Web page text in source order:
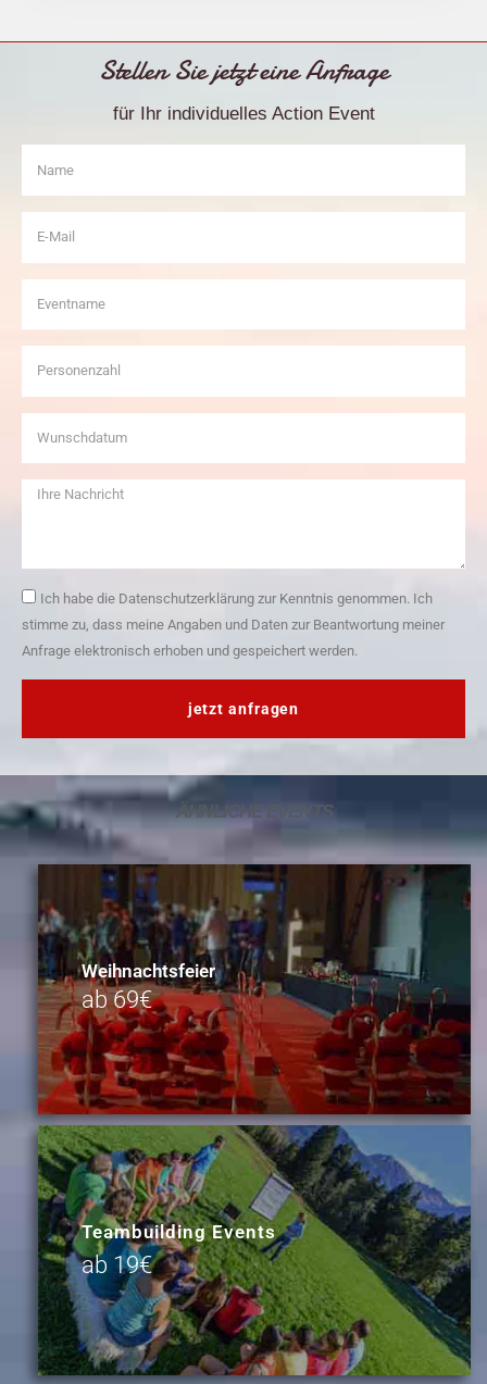
Stellen Sie jetzt eine Anfrage
für Ihr individuelles Action Event
Ich habe die Datenschutzerklärung zur Kenntnis genommen. Ich
stimme zu, dass meine Angaben und Daten zur Beantwortung meiner
Anfrage elektronisch erhoben und gespeichert werden.
jetzt anfragen
ÄHNLICHE EVENTS
Weihnachtsfeier
ab 69€
Teambuilding Events
ab 19€